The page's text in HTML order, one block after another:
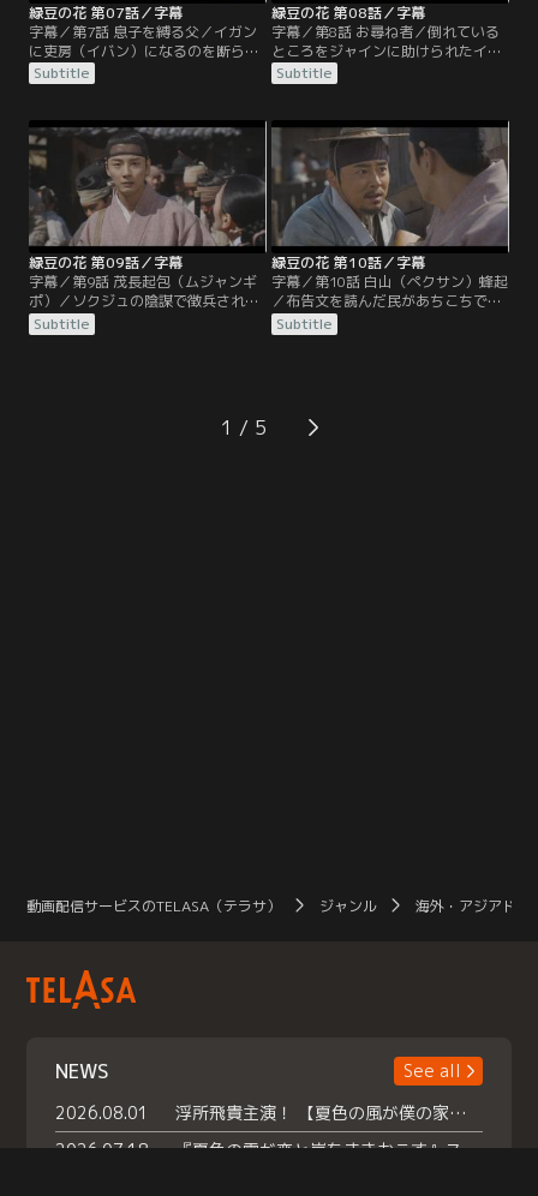
緑豆の花 第07話／字幕
字幕／第7話 息子を縛る父／イガン
に吏房（イバン）になるのを断られ
たマンドゥクはイガンの母ユウォル
に東学教徒のぬれぎぬを着せる。こ
教徒だと嘘の証言をした男の家を訪
ねるが、そこでチョルドゥと乱闘に
なり彼を殺してしまう。
Subtitle
緑豆の花 第08話／字幕
字幕／第8話 お尋ね者／倒れている
ところをジャインに助けられたイガ
ンは禅雲（ソヌン）寺に監営（カミ
ョン）軍が攻め入ったと聞き、すぐ
ではお尋ね者イガンの張り紙があち
こちに貼られ、イヒョンはイガンを
追い詰めた父親に怒りをぶつける。
Subtitle
緑豆の花 第09話／字幕
字幕／第9話 茂長起包（ムジャンギ
ポ）／ソクジュの陰謀で徴兵された
イヒョンは戦場へ向かい、イガンは
ボンジュンを訪ねて自分を義兵とし
して白山（ペクサン）の武器庫へと
Subtitle
緑豆の花 第10話／字幕
字幕／第10話 白山（ペクサン）蜂起
／布告文を読んだ民があちこちで蜂
起するが、火薬が圧倒的に足りない
東学軍は白山の火薬庫を襲撃するこ
を開始。逃げ惑うイヒョンの前にイ
ガンが現れる。
Subtitle
1
動画配信サービスのTELASA（テラサ） ジャンル 海外・アジアドラ
NEWS
See all
2026.08.01
浮所飛貴主演！ 【夏色の風が僕の家にやってきた】 本日よりテラサで独占配信スタート！
2026.07.18
『夏色の雲が恋と嵐をまきおこす』スペシャルメイキング 【Part1】2026年７月18日（土）23時30分～配信スタート！話題のシーンの裏側を大公開！豪華キャスト大集合！ 『武宮家 真夏の家族会議』開催！